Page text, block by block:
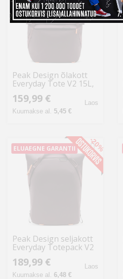
Peak Design õlakott
Everyday Tote V2 15L,
eclipse
159,99 €
Kuumakse al. 5,45 €
Laos
Peak Design seljakott
Everyday Totepack V2
20L, eclipse
189,99 €
Kuumakse al. 6,48 €
Laos
ELUAEGNE GARANTII -20%